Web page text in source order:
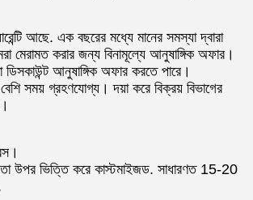
আছে. এক বছরের মধ্যে মানের সমস্যা দ্বারা
মেরামত করার জন্য বিনামূল্যে আনুষাঙ্গিক অফার।
ডিসকাউন্ট আনুষাঙ্গিক অফার করতে পারে।
বেশি সময় গ্রহণযোগ্য। দয়া করে বিক্রয় বিভাগের
উপর ভিত্তি করে কাস্টমাইজড. সাধারণত 15-20